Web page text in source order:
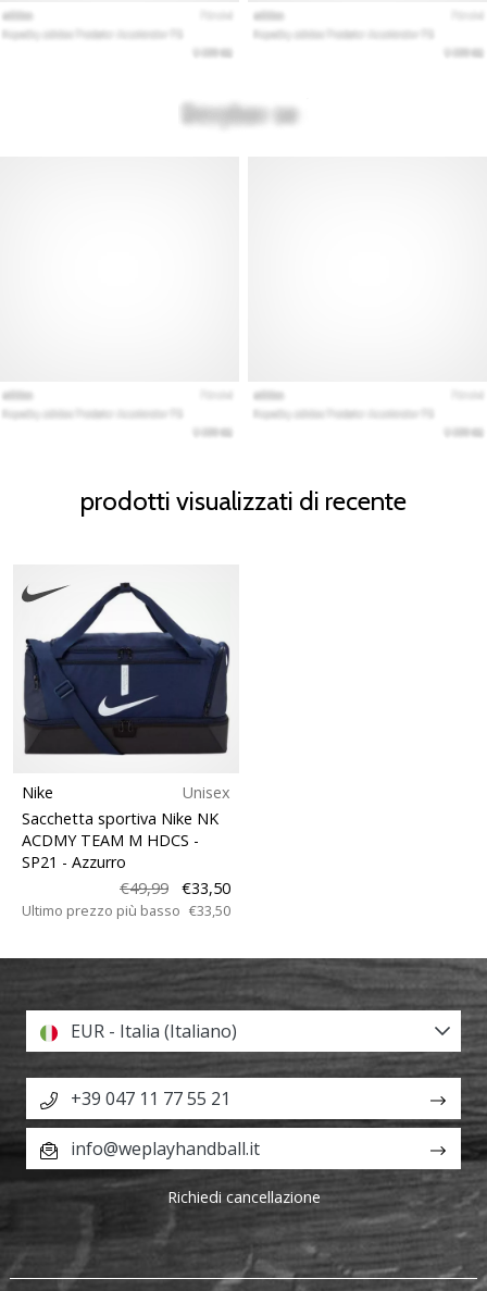
prodotti visualizzati di recente
Nike
Unisex
Sacchetta sportiva Nike NK
ACDMY TEAM M HDCS -
SP21 - Azzurro
€49,99
€33,50
Ultimo prezzo più basso €33,50
EUR - Italia (Italiano)
+39 047 11 77 55 21
info@weplayhandball.it
Richiedi cancellazione